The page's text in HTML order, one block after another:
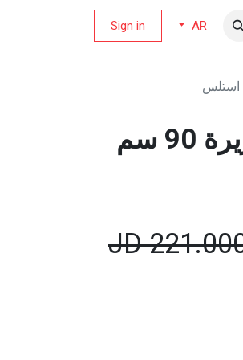
AR
Sign in
ناشونال الكترك شفاط جزيرة 90 سم
JD